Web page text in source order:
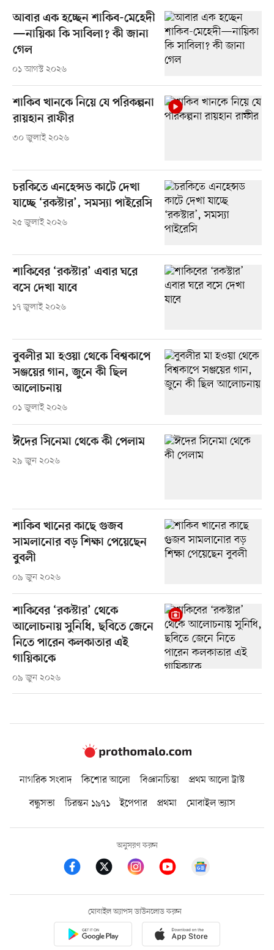
আবার এক হচ্ছেন শাকিব-মেহেদী
—নায়িকা কি সাবিলা? কী জানা
গেল
০১ আগস্ট ২০২৬
শাকিব খানকে নিয়ে যে পরিকল্পনা
রায়হান রাফীর
৩০ জুলাই ২০২৬
চরকিতে এনহেন্সড কাটে দেখা
যাচ্ছে ‘রকস্টার’, সমস্যা পাইরেসি
২৫ জুলাই ২০২৬
শাকিবের ‘রকস্টার’ এবার ঘরে
বসে দেখা যাবে
১৭ জুলাই ২০২৬
বুবলীর মা হওয়া থেকে বিশ্বকাপে
সঞ্জয়ের গান, জুনে কী ছিল
আলোচনায়
০১ জুলাই ২০২৬
ঈদের সিনেমা থেকে কী পেলাম
২৯ জুন ২০২৬
শাকিব খানের কাছে গুজব
সামলানোর বড় শিক্ষা পেয়েছেন
বুবলী
০৯ জুন ২০২৬
শাকিবের ‘রকস্টার’ থেকে
আলোচনায় সুনিধি, ছবিতে জেনে
নিতে পারেন কলকাতার এই
গায়িকাকে
০৯ জুন ২০২৬
নাগরিক সংবাদ কিশোর আলো বিজ্ঞানচিন্তা
প্রথম আলো ট্রাস্ট
বন্ধুসভা
চিরন্তন ১৯৭১ ইপেপার প্রথমা মোবাইল ভ্যাস
অনুসরণ করুন
মোবাইল অ্যাপস ডাউনলোড করুন